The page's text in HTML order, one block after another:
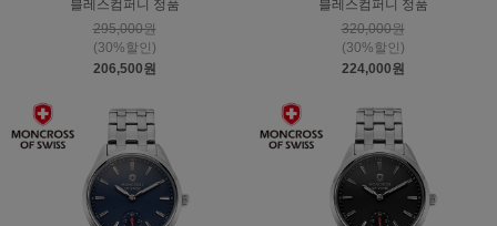
블레스컴퍼니 정품
295,000원
(30%할인)
206,500원
블레스컴퍼니 정품
320,000원
(30%할인)
224,000원